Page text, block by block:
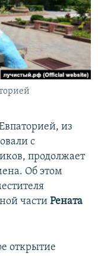
из
с
продолжает
Об этом
части Рената
открытие